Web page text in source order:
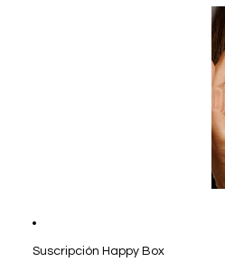
Suscripción Happy Box